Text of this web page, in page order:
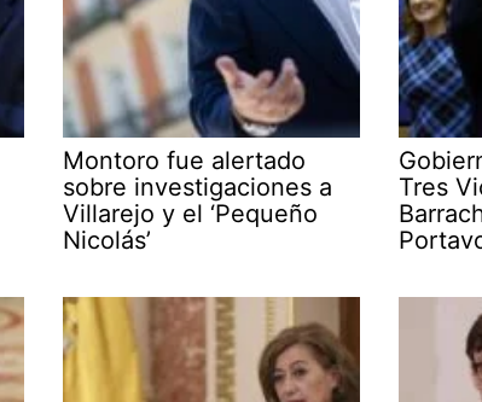
Montoro fue alertado
sobre investigaciones a
Villarejo y el ‘Pequeño
Nicolás’
Tres